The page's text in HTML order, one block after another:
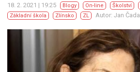
18. 2. 2021 | 19:25 Blogy On-line Školství
Základní škola
Zlínsko ZL Autor: Jan Čada